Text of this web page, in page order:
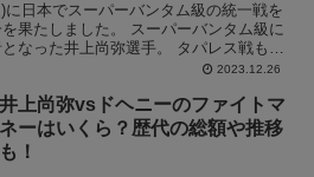
日本でスーパーバンタム級の統一戦を
果たしました。 スーパーバンタム級に
なった井上尚弥選手。 タパレス戦も危
2023.12.26
井上尚弥vsドヘニーのファイトマ
ネーはいくら？歴代の総額や推移
も！